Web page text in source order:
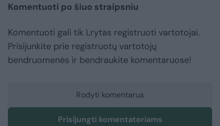
Komentuoti po šiuo straipsniu
Komentuoti gali tik Lrytas registruoti vartotojai.
Prisijunkite prie registruotų vartotojų
bendruomenės ir bendraukite komentaruose!
Rodyti komentarus
Prisijungti komentatoriams